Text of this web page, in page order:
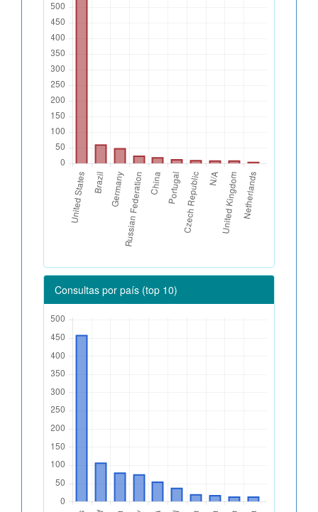
Consultas por país (top 10)